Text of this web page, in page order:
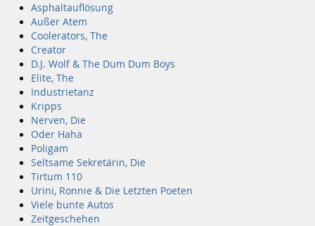
Asphaltauflösung
Außer Atem
Coolerators, The
Creator
D.J. Wolf & The Dum Dum Boys
Elite, The
Industrietanz
Kripps
Nerven, Die
Oder Haha
Poligam
Seltsame Sekretärin, Die
Tirtum 110
Urini, Ronnie & Die Letzten Poeten
Viele bunte Autos
Zeitgeschehen